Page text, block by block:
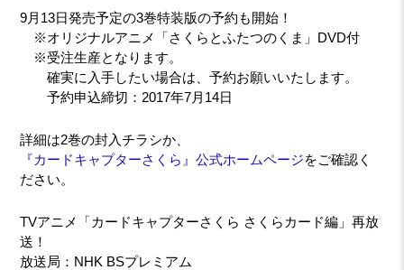
9月13日発売予定の3巻特装版の予約も開始！
※オリジナルアニメ「さくらとふたつのくま」DVD付
※受注生産となります。
確実に入手したい場合は、予約お願いいたします。
予約申込締切：2017年7月14日
詳細は2巻の封入チラシか、
『カードキャプターさくら』公式ホームページをご確認く
ださい。
TVアニメ「カードキャプターさくら さくらカード編」再放
送！
放送局：NHK BSプレミアム